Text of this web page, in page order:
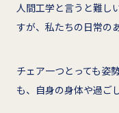
人間工学と言うと難し
すが、私たちの日常の
チェア一つとっても姿
も、自身の身体や過ご